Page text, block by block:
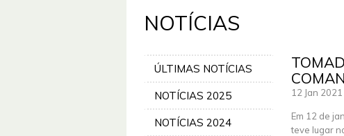
NOTÍCIAS
ÚLTIMAS NOTÍCIAS
NOTÍCIAS 2025
NOTÍCIAS 2024
12 Jan 2021
Em 12 de
teve lugar